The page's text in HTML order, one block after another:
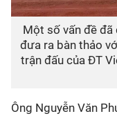
Một số vấn đề đã
đưa ra bàn thảo
trận đấu của ĐT
Ông Nguyễn Văn